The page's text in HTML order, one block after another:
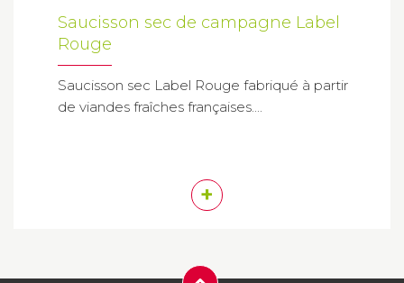
Saucisson sec de campagne Label
Rouge
Saucisson sec Label Rouge fabriqué à partir
de viandes fraîches françaises....
+